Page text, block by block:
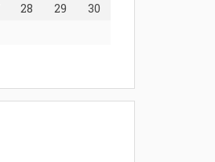
28 29
30